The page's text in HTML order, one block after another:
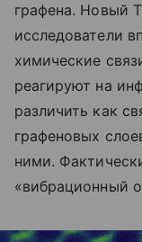
графена. Новый
исследователи
химические
реагируют на
различить как
графеновых
ними.
«вибрационный